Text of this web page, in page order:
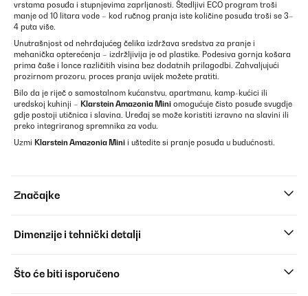
vrstama posuđa i stupnjevima zaprljanosti. Štedljivi ECO program troši
manje od 10 litara vode – kod ručnog pranja iste količine posuđa troši se 3–
4 puta više.
Unutrašnjost od nehrđajućeg čelika izdržava sredstva za pranje i
mehanička opterećenja – izdržljivija je od plastike. Podesiva gornja košara
prima čaše i lonce različitih visina bez dodatnih prilagodbi. Zahvaljujući
prozirnom prozoru, proces pranja uvijek možete pratiti.
Bilo da je riječ o samostalnom kućanstvu, apartmanu, kamp-kućici ili
uredskoj kuhinji – Klarstein Amazonia Mini omogućuje čisto posuđe svugdje
gdje postoji utičnica i slavina. Uređaj se može koristiti izravno na slavini ili
preko integriranog spremnika za vodu.
Uzmi Klarstein Amazonia Mini i uštedite si pranje posuđa u budućnosti.
Značajke
Dimenzije i tehnički detalji
Što će biti isporučeno